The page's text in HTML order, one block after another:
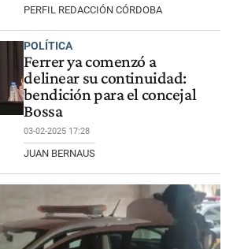
PERFIL REDACCIÓN CÓRDOBA
POLÍTICA
Ferrer ya comenzó a
delinear su continuidad:
bendición para el concejal
Bossa
03-02-2025 17:28
JUAN BERNAUS